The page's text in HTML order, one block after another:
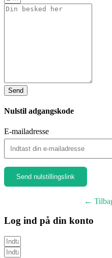
Send
Nulstil adgangskode
E-mailadresse
←
Log ind på din konto